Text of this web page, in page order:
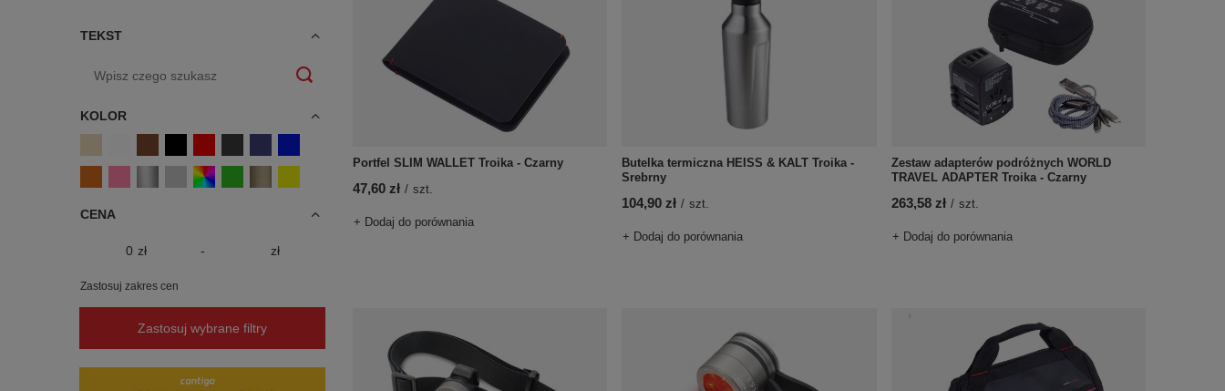
TEKST
KOLOR
CENA
zł - zł
Zastosuj zakres cen
Zastosuj wybrane filtry
Portfel SLIM WALLET Troika - Czarny
47,60 zł / szt.
+ Dodaj do porównania
Butelka termiczna HEISS & KALT Troika -
Srebrny
104,90 zł / szt.
+ Dodaj do porównania
Zestaw adapterów podróżnych WORLD
TRAVEL ADAPTER Troika - Czarny
263,58 zł / szt.
+ Dodaj do porównania